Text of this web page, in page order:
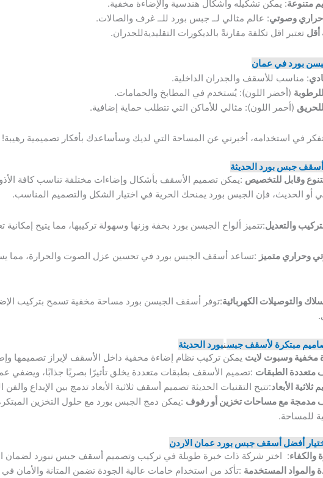
متنوعة: يمكن تشكيله وأشكال هندسية والإضاءة مخفية.
وصوتي: عالم مثالي لــ جبس بورد للــ غرف والصالات.
أقل تعتبر اقل تكلفة مقارنةً بالديكورات التقليديةللجدران.
بورد في عمان
: مناسب للأسقف والجدران الداخلية.
(أخضر اللون): يُستخدم في المطابخ والحمامات.
(أحمر اللون): مثالي للأماكن التي تتطلب حماية إضافية.
في استخدامه، أخبرني عن المساحة التي لديك وسأساعدك بأفكار تصميمية رهيبة!
جبس بورد الحديثة
وقابل للتخصيص :يمكن تصميم الأسقف بأشكال وإضاءات مختلفة تناسب كافة
أو الحديث، فإن الجبس بورد يمنحك الحرية في اختيار الشكل والتصميم المناسب.
والتعديل:تتميز ألواح الجبسن بورد بخفة وزنها وسهولة تركيبها، مما يتيح
وحراري متميز :تساعد أسقف الجبس بورد في تحسين عزل الصوت والحرارة، مما
والتوصيلات الكهربائية:توفر أسقف الجبسن بورد مساحة مخفية تسمح بتركيب
مبتكرة لأسقف جبسنبورد الحديثة
مخفية وسبوت لايت يمكن تركيب نظام إضاءة مخفية داخل الأسقف لإبراز تصميمها
متعددة الطبقات :تصميم الأسقف بطبقات متعددة يخلق تأثيرًا بصريًا جذابًا، ويضفي
ثلاثية الأبعاد:تتيح التقنيات الحديثة تصميم أسقف ثلاثية الأبعاد تدمج بين الإبداع
مدمجة مع مساحات تخزين أو رفوف :يمكن دمج الجبس بورد مع حلول التخزين
للمساحة.
أفضل أسقف جبس بورد عمان الاردن
والكفاء: اختر شركة ذات خبرة طويلة في تركيب وتصميم أسقف جبس نبورد لضمان
والمواد المستخدمة :تأكد من استخدام خامات عالية الجودة تضمن المتانة والأمان